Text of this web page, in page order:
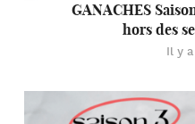
GANACHES
hors des
Il y